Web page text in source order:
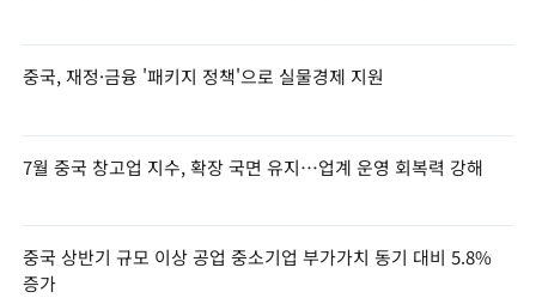
중국, 재정·금융 '패키지 정책'으로 실물경제 지원
7월 중국 창고업 지수, 확장 국면 유지…업계 운영 회복력 강해
중국 상반기 규모 이상 공업 중소기업 부가가치 동기 대비 5.8%
증가